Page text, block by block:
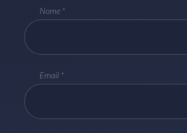
Batel Curitiba/PR CEP
Telefone (41) 2109-8666
Nome
Email